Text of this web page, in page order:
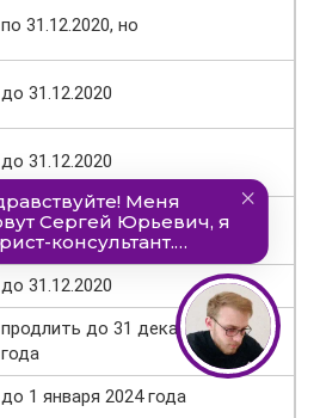
по 31.12.2020, но
до 31.12.2020
до 31.12.2020
до 31 декабря 2023 года
до 31.12.2020
продлить до 31 декабря 2023
года
до 1 января 2024 года